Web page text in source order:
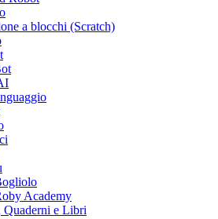
a blocchi (Scratch)
Academy
Quaderni e Libri